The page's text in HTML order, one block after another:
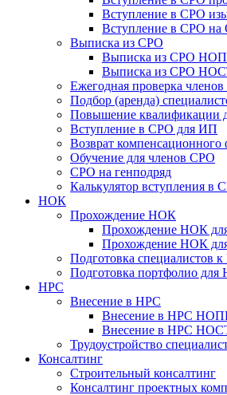
Вступление в СРО
Вступление в СРО на
Выписка из СРО
Выписка из СРО
Выписка из СРО
Ежегодная проверка
Подбор (аренда)
Повышение квалификации
Вступление в СРО для ИП
Возврат
Обучение для членов СРО
СРО на генподряд
Калькулятор вступления в
НОК
Прохождение НОК
Прохождение НОК
Прохождение НОК
Подготовка специалистов
Подготовка портфолио
НРС
Внесение в НРС
Внесение в НРС
Внесение в НРС
Трудоустройство
Консалтинг
Строительный консалтинг
Консалтинг проектных